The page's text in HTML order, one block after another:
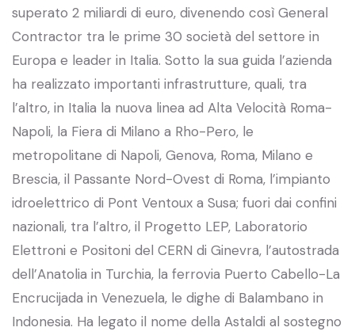
superato 2 miliardi di euro, divenendo così General
Contractor tra le prime 30 società del settore in
Europa e leader in Italia. Sotto la sua guida l’azienda
ha realizzato importanti infrastrutture, quali, tra
l’altro, in Italia la nuova linea ad Alta Velocità Roma-
Napoli, la Fiera di Milano a Rho-Pero, le
metropolitane di Napoli, Genova, Roma, Milano e
Brescia, il Passante Nord-Ovest di Roma, l’impianto
idroelettrico di Pont Ventoux a Susa; fuori dai confini
nazionali, tra l’altro, il Progetto LEP, Laboratorio
Elettroni e Positoni del CERN di Ginevra, l’autostrada
dell’Anatolia in Turchia, la ferrovia Puerto Cabello-La
Encrucijada in Venezuela, le dighe di Balambano in
Indonesia. Ha legato il nome della Astaldi al sostegno